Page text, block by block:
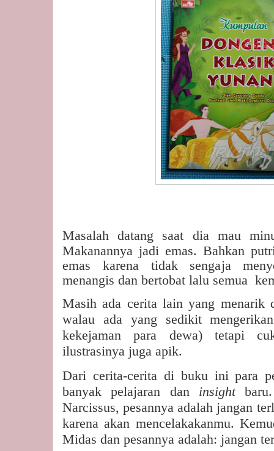
Masalah datang saat dia mau
Makanannya jadi emas. Bahkan
emas karena tidak sengaja
menangis dan bertobat lalu semua
Masih ada cerita lain yang menarik
walau ada yang sedikit
kekejaman para dewa) tetapi
ilustrasinya juga apik.
Dari cerita-cerita di buku ini para
banyak pelajaran dan insight
Narcissus, pesannya adalah jangan
karena akan mencelakakanmu.
Midas dan pesannya adalah: jangan